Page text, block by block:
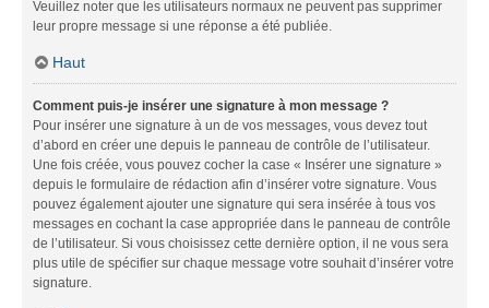
Veuillez noter que les utilisateurs normaux ne peuvent pas supprimer
leur propre message si une réponse a été publiée.
Haut
Comment puis-je insérer une signature à mon message ?
Pour insérer une signature à un de vos messages, vous devez tout
d’abord en créer une depuis le panneau de contrôle de l’utilisateur.
Une fois créée, vous pouvez cocher la case « Insérer une signature »
depuis le formulaire de rédaction afin d’insérer votre signature. Vous
pouvez également ajouter une signature qui sera insérée à tous vos
messages en cochant la case appropriée dans le panneau de contrôle
de l’utilisateur. Si vous choisissez cette dernière option, il ne vous sera
plus utile de spécifier sur chaque message votre souhait d’insérer votre
signature.